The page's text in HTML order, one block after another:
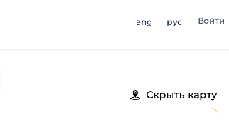
eng рус Войти
Скрыть карту